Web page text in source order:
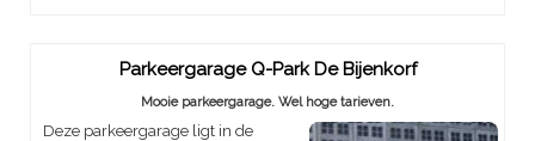
Parkeergarage Q-Park De Bijenkorf
Mooie parkeergarage. Wel hoge tarieven.
Deze parkeergarage ligt in de